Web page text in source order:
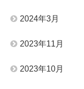
2024年3月
2023年11月
2023年10月